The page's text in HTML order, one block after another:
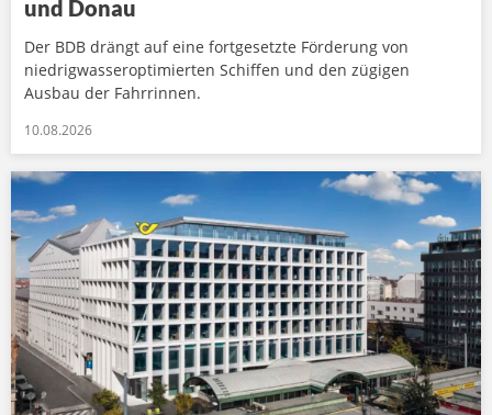
und Donau
Der BDB drängt auf eine fortgesetzte Förderung von
niedrigwasseroptimierten Schiffen und den zügigen
Ausbau der Fahrrinnen.
10.08.2026